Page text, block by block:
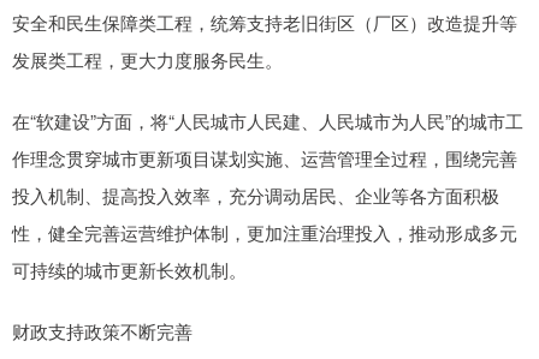
安全和民生保障类工程，统筹支持老旧街区（厂区）改造提升等
发展类工程，更大力度服务民生。
在“软建设”方面，将“人民城市人民建、人民城市为人民”的城市工
作理念贯穿城市更新项目谋划实施、运营管理全过程，围绕完善
投入机制、提高投入效率，充分调动居民、企业等各方面积极
性，健全完善运营维护体制，更加注重治理投入，推动形成多元
可持续的城市更新长效机制。
财政支持政策不断完善